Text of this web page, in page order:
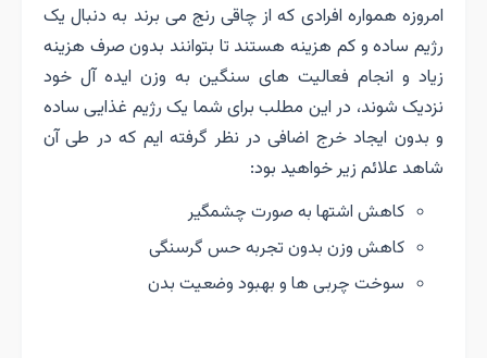
امروزه همواره افرادی که از چاقی رنج می برند به دنبال یک
رژیم ساده و کم هزینه هستند تا بتوانند بدون صرف هزینه
زیاد و انجام فعالیت های سنگین به وزن ایده آل خود
نزدیک شوند، در این مطلب برای شما یک رژیم غذایی ساده
و بدون ایجاد خرج اضافی در نظر گرفته ایم که در طی آن
شاهد علائم زیر خواهید بود:
کاهش اشتها به صورت چشمگیر
کاهش وزن بدون تجربه حس گرسنگی
سوخت چربی ها و بهبود وضعیت بدن